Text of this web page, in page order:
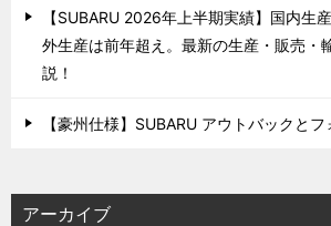
【SUBARU 2026年上半期実績】国内生
外生産は前年超え。最新の生産・販売・
説！
【豪州仕様】SUBARU アウトバックと
アーカイブ